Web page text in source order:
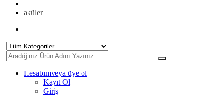
aküler
Hesabımveya üye ol
Kayıt Ol
Giriş